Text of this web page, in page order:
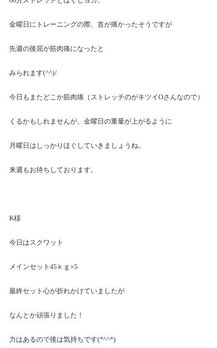
金曜日にトレーニングの際、首が痛かったそうですが
先週の後屈が筋肉痛になったと
みられます(^^)/
今日もまたどこか筋肉痛（ストレッチのがキツイOさんなので）
くるかもしれませんが、金曜日の重量が上がるように
月曜日はしっかりほぐしていきましょうね。
来週もお待ちしております。
K様
今日はスクワット
メインセット45ｋｇ×5
最終セット心が折れかけていましたが
なんとか頑張りました！
力はあるので後は気持ちです(*^^*)